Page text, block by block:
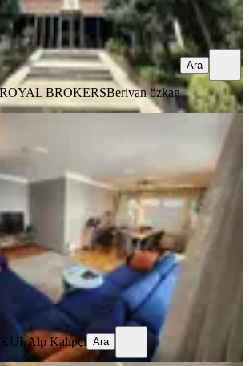
ROYAL BROKERSBerivan özkan
Ara
1.kat Fuul Bakımlı Balkon
Güvenevler Mahallesi
·115 m² Kot 1·07.08.2026
₺
Alp Kalıpçı
Alp Kalıpçı Ara